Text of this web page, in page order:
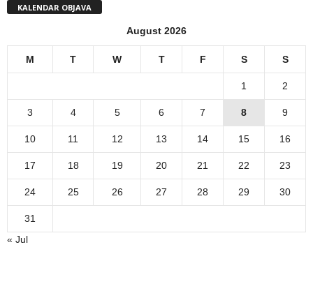
KALENDAR OBJAVA
August 2026
M T W T F S S
1 2
3 4 5 6 7 8 9
10 11 12 13 14 15 16
17 18 19 20 21 22 23
24 25 26 27 28 29 30
31
« Jul